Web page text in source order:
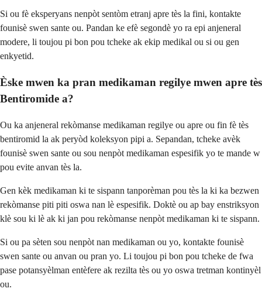
Si ou fè eksperyans nenpòt sentòm etranj apre tès la fini, kontakte
founisè swen sante ou. Pandan ke efè segondè yo ra epi anjeneral
modere, li toujou pi bon pou tcheke ak ekip medikal ou si ou gen
enkyetid.
Èske mwen ka pran medikaman regilye mwen apre tès
Bentiromide a?
Ou ka anjeneral rekòmanse medikaman regilye ou apre ou fin fè tès
bentiromid la ak peryòd koleksyon pipi a. Sepandan, tcheke avèk
founisè swen sante ou sou nenpòt medikaman espesifik yo te mande w
pou evite anvan tès la.
Gen kèk medikaman ki te sispann tanporèman pou tès la ki ka bezwen
rekòmanse piti piti oswa nan lè espesifik. Doktè ou ap bay enstriksyon
klè sou ki lè ak ki jan pou rekòmanse nenpòt medikaman ki te sispann.
Si ou pa sèten sou nenpòt nan medikaman ou yo, kontakte founisè
swen sante ou anvan ou pran yo. Li toujou pi bon pou tcheke de fwa
pase potansyèlman entèfere ak rezilta tès ou yo oswa tretman kontinyèl
ou.